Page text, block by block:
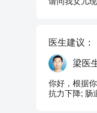
医生建议：
梁医
你好，根据
抗力下降; 肠